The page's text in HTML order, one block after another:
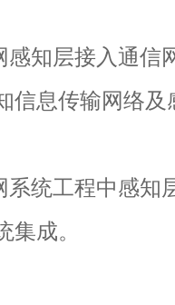
知层接入通信
信息传输网络及
统工程中感知
成。